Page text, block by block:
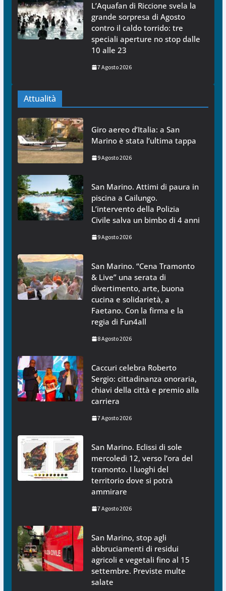
L’Aquafan di Riccione svela la
grande sorpresa di Agosto
contro il caldo torrido: tre
speciali aperture no stop dalle
10 alle 23
7 Agosto 2026
Attualità
Giro aereo d’Italia: a San
Marino è stata l’ultima tappa
9 Agosto 2026
San Marino. Attimi di paura in
piscina a Cailungo.
L’intervento della Polizia
Civile salva un bimbo di 4 anni
9 Agosto 2026
San Marino. “Cena Tramonto
& Live” una serata di
divertimento, arte, buona
cucina e solidarietà, a
Faetano. Con la firma e la
regia di Fun4all
8 Agosto 2026
Caccuri celebra Roberto
Sergio: cittadinanza onoraria,
chiavi della città e premio alla
carriera
7 Agosto 2026
San Marino. Eclissi di sole
mercoledì 12, verso l’ora del
tramonto. I luoghi del
territorio dove si potrà
ammirare
7 Agosto 2026
San Marino, stop agli
abbruciamenti di residui
agricoli e vegetali fino al 15
settembre. Previste multe
salate